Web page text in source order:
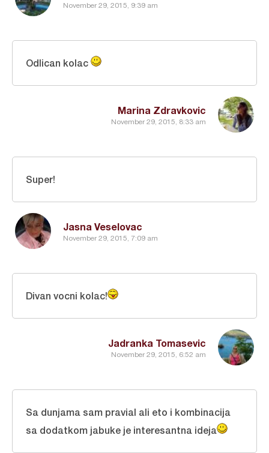
November 29, 2015, 9:39 am
Marina Zdravkovic
November 29, 2015, 8:33 am
Odlican kolac
Jasna Veselovac
November 29, 2015, 7:09 am
Super!
Jadranka Tomasevic
November 29, 2015, 6:52 am
Divan vocni kolac!
Sa dunjama sam pravial ali eto i kombinacija
sa dodatkom jabuke je interesantna ideja